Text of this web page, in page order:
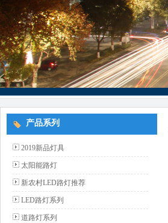
产品系列
2019新品灯具
太阳能路灯
新农村LED路灯推荐
LED路灯系列
道路灯系列